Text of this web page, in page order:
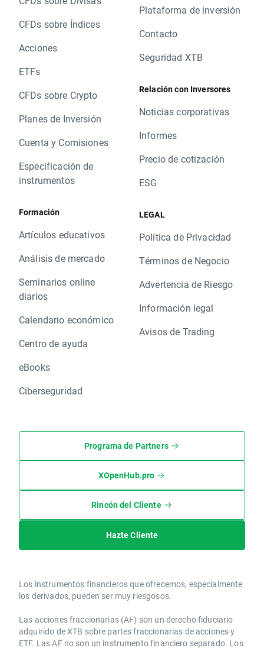
CFDs sobre Índices
Acciones
ETFs
CFDs sobre Crypto
Planes de Inversión
Cuenta y Comisiones
Especificación de
instrumentos
Formación
Artículos educativos
Análisis de mercado
Seminarios online
diarios
Calendario económico
Centro de ayuda
eBooks
Ciberseguridad
Plataforma de inversión
Contacto
Seguridad XTB
Relación con Inversores
Noticias corporativas
Informes
Precio de cotización
ESG
LEGAL
Política de Privacidad
Términos de Negocio
Advertencia de Riesgo
Información legal
Avisos de Trading
Programa de Partners
XOpenHub.pro
Rincón del Cliente
Hazte Cliente
Los instrumentos financieros que ofrecemos, especialmente
los derivados, pueden ser muy riesgosos.
Las acciones fraccionarias (AF) son un derecho fiduciario
adquirido de XTB sobre partes fraccionarias de acciones y
ETF. Las AF no son un instrumento financiero separado. Los